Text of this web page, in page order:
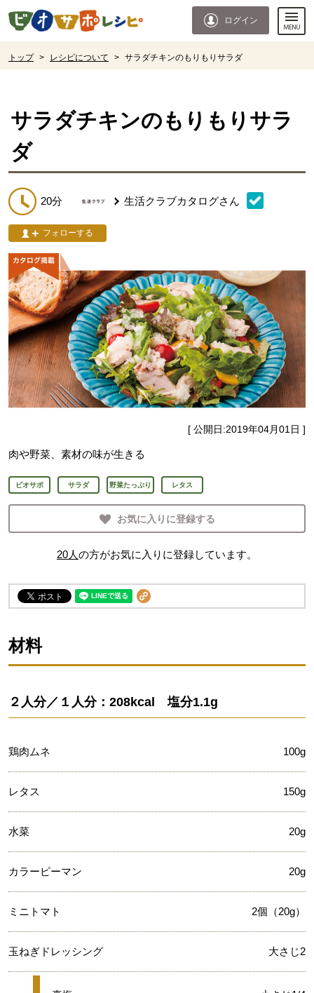
ページの先頭です。
ログイン
トップ > レシピについて > サラダチキンのもりもりサラダ
サラダチキンのもりもりサラ
ダ
20分 生活クラブカタログさん
フォローする
[ 公開日:2019年04月01日 ]
肉や野菜、素材の味が生きる
ビオサポ サラダ 野菜たっぷり レタス
お気に入りに登録する
20人の方がお気に入りに登録しています。
材料
２人分／１人分：208kcal 塩分1.1g
鶏肉ムネ 100g
レタス 150g
水菜 20g
カラーピーマン 20g
ミニトマト 2個（20g）
玉ねぎドレッシング 大さじ2